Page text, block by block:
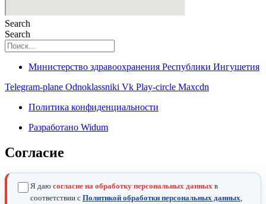
Search
Search
Министерство здравоохранения Республики Ингушетия
Telegram-plane Odnoklassniki Vk Play-circle Maxcdn
Политика конфиденциальности
Разработано Widum
Согласие
Я даю согласие на обработку персональных данных в
соответствии с Политикой обработки персональных данных